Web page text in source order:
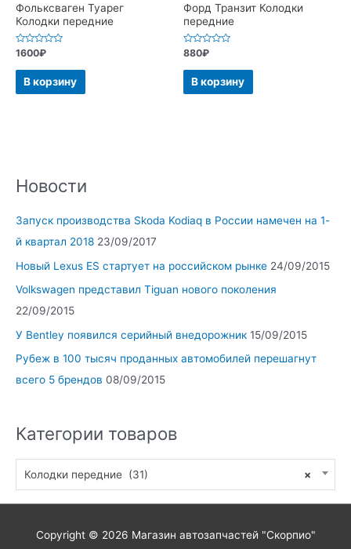
Новости
Запуск производства Skoda Kodiaq в России намечен на 1-
й квартал 2018 23/09/2017
Новый Lexus ES стартует на российском рынке 24/09/2015
Volkswagen представил Tiguan нового поколения
22/09/2015
У Bentley появился серийный внедорожник 15/09/2015
Рубеж в 100 тысяч проданных автомобилей перешагнут
всего 5 брендов 08/09/2015
Категории товаров
×
Колодки передние (31)
Фольксваген Туарег
Колодки передние
Оценка
из
1600₽
В корзину
Форд Транзит Колодки
передние
Оценка
из
880₽
В корзину
Copyright © 2026 Магазин автозапчастей "Скорпио"